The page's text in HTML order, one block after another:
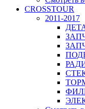
CROSSTOUR
2011-2017